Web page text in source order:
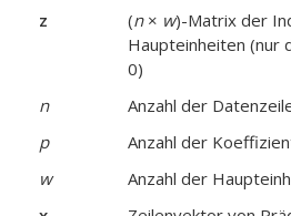
z
(n× w)-Matrix der
Haupteinheiten (nur
0)
n
Anzahl der
p
Anzahl der
w
Anzahl der